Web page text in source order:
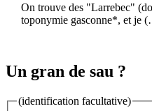
On trouve des "Larrebec"
toponymie gasconne*, et je
Un gran de sau ?
(identification facultative)